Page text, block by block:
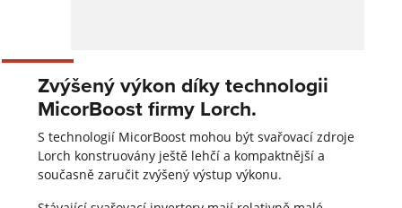
Zvýšený výkon díky technologii
MicorBoost firmy Lorch.
S technologií MicorBoost mohou být svařovací zdroje
Lorch konstruovány ještě lehčí a kompaktnější a
současně zaručit zvýšený výstup výkonu.